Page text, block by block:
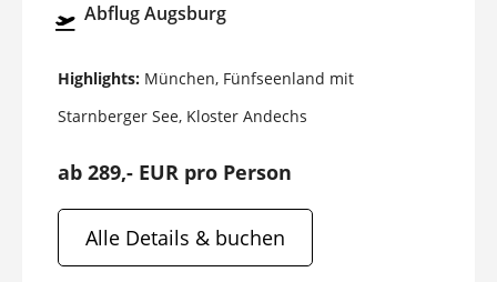
Abflug Augsburg
Highlights: München, Fünfseenland mit
Starnberger See, Kloster Andechs
ab 289,- EUR pro Person
Alle Details & buchen